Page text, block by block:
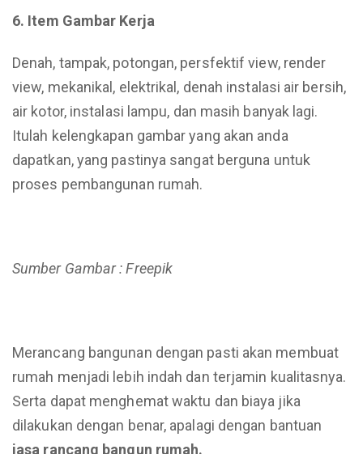
6. Item Gambar Kerja
Denah, tampak, potongan, persfektif view, render
view, mekanikal, elektrikal, denah instalasi air bersih,
air kotor, instalasi lampu, dan masih banyak lagi.
Itulah kelengkapan gambar yang akan anda
dapatkan, yang pastinya sangat berguna untuk
proses pembangunan rumah.
Sumber Gambar : Freepik
Merancang bangunan dengan pasti akan membuat
rumah menjadi lebih indah dan terjamin kualitasnya.
Serta dapat menghemat waktu dan biaya jika
dilakukan dengan benar, apalagi dengan bantuan
jasa rancang bangun rumah.